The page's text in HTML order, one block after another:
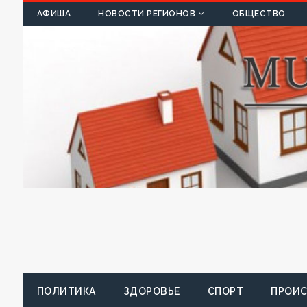
АФИША НОВОСТИ РЕГИОНОВ ОБЩЕСТВО
ПОЛИТИКА ЗДОРОВЬЕ СПОРТ